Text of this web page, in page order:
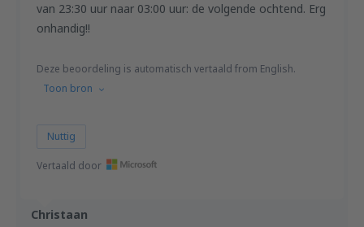
Christaan
van 23:30 uur naar 03:00 uur: de volgende ochtend. Erg
onhandig!!
Deze beoordeling is automatisch vertaald from English.
Toon bron
Nuttig
Vertaald door